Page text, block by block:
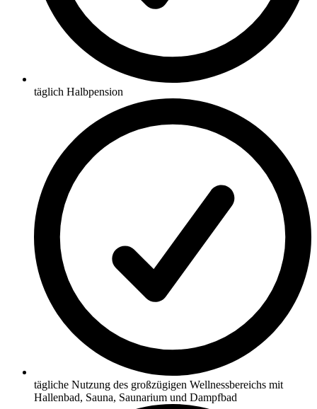
täglich Halbpension
tägliche Nutzung des großzügigen Wellnessbereichs mit
Hallenbad, Sauna, Saunarium und Dampfbad